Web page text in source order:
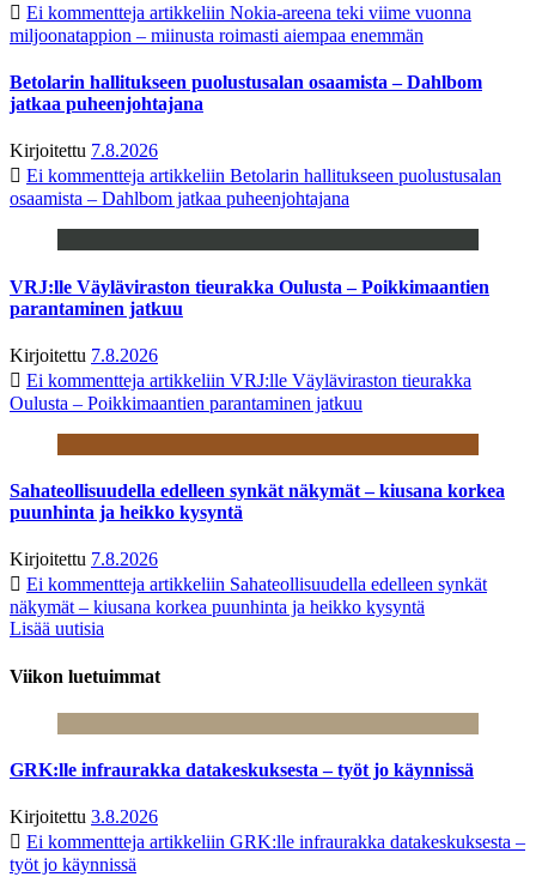
Ei kommentteja artikkeliin Nokia-areena teki viime vuonna
miljoonatappion – miinusta roimasti aiempaa enemmän
Betolarin hallitukseen puolustusalan osaamista – Dahlbom
jatkaa puheenjohtajana
Kirjoitettu 7.8.2026
Ei kommentteja artikkeliin Betolarin hallitukseen puolustusalan
osaamista – Dahlbom jatkaa puheenjohtajana
VRJ:lle Väyläviraston tieurakka Oulusta – Poikkimaantien
parantaminen jatkuu
Kirjoitettu 7.8.2026
Ei kommentteja artikkeliin VRJ:lle Väyläviraston tieurakka
Oulusta – Poikkimaantien parantaminen jatkuu
Sahateollisuudella edelleen synkät näkymät – kiusana korkea
puunhinta ja heikko kysyntä
Kirjoitettu 7.8.2026
Ei kommentteja artikkeliin Sahateollisuudella edelleen synkät
näkymät – kiusana korkea puunhinta ja heikko kysyntä
Lisää uutisia
Viikon luetuimmat
GRK:lle infraurakka datakeskuksesta – työt jo käynnissä
Kirjoitettu 3.8.2026
Ei kommentteja artikkeliin GRK:lle infraurakka datakeskuksesta –
työt jo käynnissä